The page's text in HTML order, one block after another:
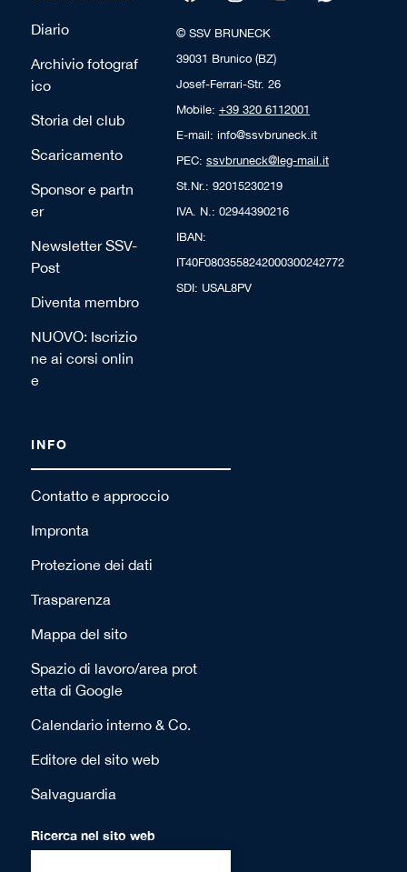
Diario
Archivio fotograf
ico
Storia del club
Scaricamento
Sponsor e partn
er
Newsletter SSV-
Post
Diventa membro
NUOVO: Iscrizio
ne ai corsi onlin
e
© SSV BRUNECK
39031 Brunico (BZ)
Josef-Ferrari-Str. 26
Mobile: +39 320 6112001
E-mail: info@ssvbruneck.it
PEC: ssvbruneck@leg-mail.it
St.Nr.: 92015230219
IVA. N.: 02944390216
IBAN:
IT40F0803558242000300242772
SDI: USAL8PV
INFO
Contatto e approccio
Impronta
Protezione dei dati
Trasparenza
Mappa del sito
Spazio di lavoro/area prot
etta di Google
Calendario interno & Co.
Editore del sito web
Salvaguardia
Ricerca nel sito web